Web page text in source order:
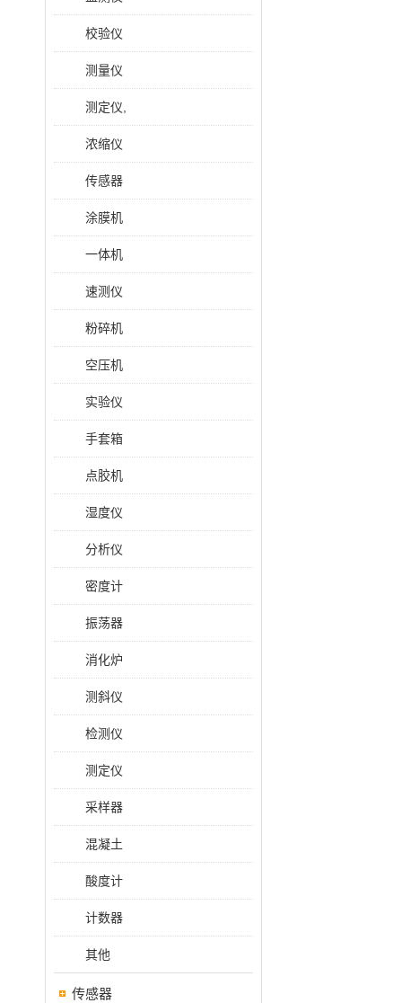
校验仪
测量仪
测定仪,
浓缩仪
传感器
涂膜机
一体机
速测仪
粉碎机
空压机
实验仪
手套箱
点胶机
湿度仪
分析仪
密度计
振荡器
消化炉
测斜仪
检测仪
测定仪
采样器
混凝土
酸度计
计数器
其他
传感器